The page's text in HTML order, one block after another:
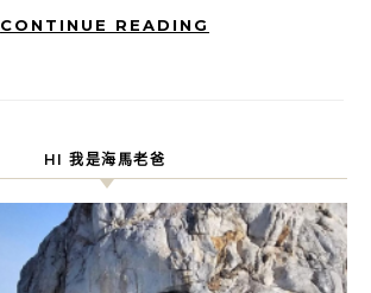
CONTINUE READING
HI 我是海馬老爸